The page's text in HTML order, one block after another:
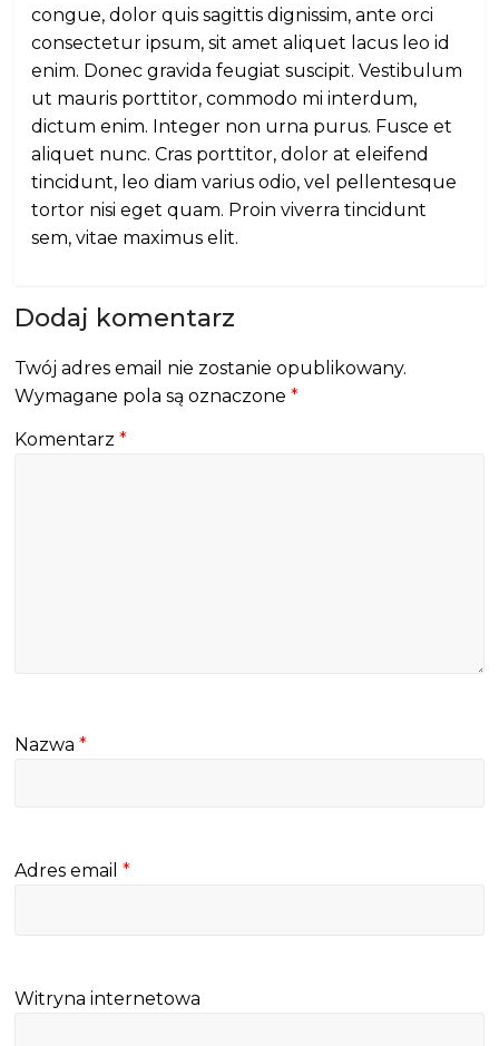
congue, dolor quis sagittis dignissim, ante orci
consectetur ipsum, sit amet aliquet lacus leo id
enim. Donec gravida feugiat suscipit. Vestibulum
ut mauris porttitor, commodo mi interdum,
dictum enim. Integer non urna purus. Fusce et
aliquet nunc. Cras porttitor, dolor at eleifend
tincidunt, leo diam varius odio, vel pellentesque
tortor nisi eget quam. Proin viverra tincidunt
sem, vitae maximus elit.
Dodaj komentarz
Twój adres email nie zostanie opublikowany.
Wymagane pola są oznaczone*
Komentarz*
Nazwa*
Adres email*
Witryna internetowa